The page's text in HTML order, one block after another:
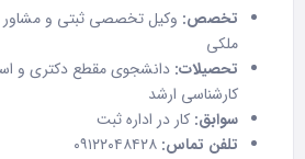
تخصص: وکیل تخصصی ثبتی و
ملکی
تحصیلات: دانشجوی مقطع دکتری و
کارشناسی ارشد
سوابق: کار در اداره ثبت
تلفن تماس: